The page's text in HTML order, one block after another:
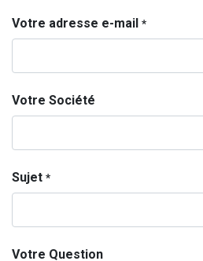
Votre adresse e-mail *
Votre Société
Sujet *
Votre Question